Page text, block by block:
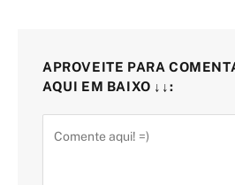
APROVEITE PARA
AQUI EM BAIXO ↓↓: